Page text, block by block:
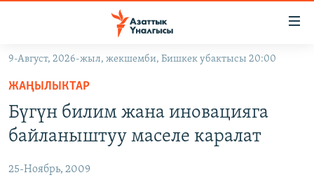
Навигацияга
өтүңүз
Издөөгө
салыңыз
КЫРГЫЗСТАН
КЫРГЫЗСТАН
ЭКОНОМИКА
ДҮЙНӨ
БОРБОР АЗИЯ
АТАЙЫН ИЛИКТӨӨ
9-Август, 2026-жыл, жекшемби, Бишкек убактысы 20:00
ЖАҢЫЛЫКТАР
Бүгүн билим жана иновацияга
байланыштуу маселе каралат
25-Ноябрь, 2009